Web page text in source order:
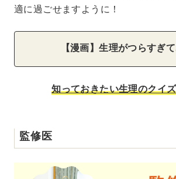
適に過ごせますように！
【漫画】生理がつらすぎ
知っておきたい生理のクイ
監修医